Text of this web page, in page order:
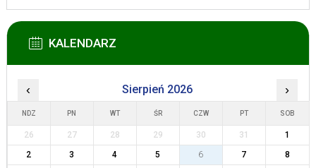
KALENDARZ
‹ Sierpień 2026 ›
NDZ PN WT ŚR CZW PT SOB
26 27 28 29 30 31
1
2
3 4 5 6 7
8